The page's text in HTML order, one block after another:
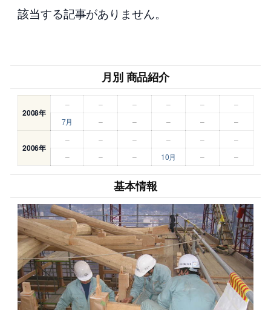
該当する記事がありません。
月別 商品紹介
2008年
– – – – –
–
7月
– – – – –
2006年
– – – – –
–
–
– – 10月 – –
基本情報